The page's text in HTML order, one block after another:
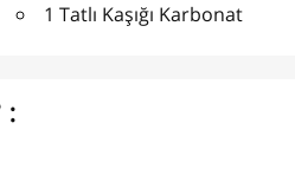
1 Tatlı Kaşığı Karbonat
: